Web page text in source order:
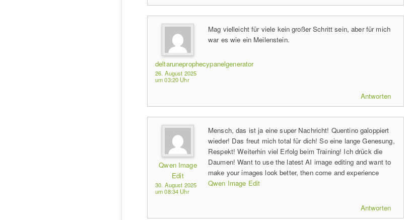
deltaruneprophecypanelgenerator
26. August 2025
um 03:20 Uhr
Mag vielleicht für viele kein großer Schritt sein, aber für mich
war es wie ein Meilenstein.
Antworten
Qwen Image
Edit
30. August 2025
um 08:34 Uhr
Mensch, das ist ja eine super Nachricht! Quentino galoppiert
wieder! Das freut mich total für dich! So eine lange Genesung,
Respekt! Weiterhin viel Erfolg beim Training! Ich drück die
Daumen! Want to use the latest AI image editing and want to
make your images look better, then come and experience
Qwen Image Edit
Antworten